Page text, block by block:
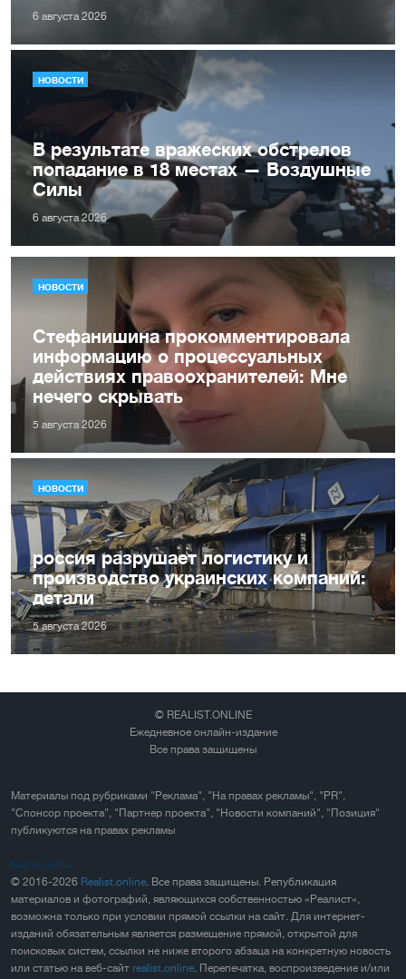
6 августа 2026
НОВОСТИ
В результате вражеских обстрелов
попадание в 18 местах — Воздушные
Силы
6 августа 2026
НОВОСТИ
Стефанишина прокомментировала
информацию о процессуальных
действиях правоохранителей: Мне
нечего скрывать
5 августа 2026
НОВОСТИ
россия разрушает логистику и
производство украинских компаний:
детали
5 августа 2026
© REALIST.ONLINE
Ежедневное онлайн-издание
Все права защищены
Материалы под рубриками "Реклама", "На правах рекламы", "PR",
"Спонсор проекта", "Партнер проекта", "Новости компаний", "Позиция"
публикуются на правах рекламы
Карта сайта
© 2016-2026 Realist.online. Все права защищены. Републикация
материалов и фотографий, являющихся собственностью «Реалист»,
возможна только при условии прямой ссылки на сайт. Для интернет-
изданий обязательным является размещение прямой, открытой для
поисковых систем, ссылки не ниже второго абзаца на конкретную новость
или статью на веб-сайт realist.online. Перепечатка, воспроизведение и/или